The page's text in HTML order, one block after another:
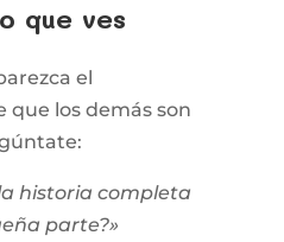
que ves
el
que los demás son
historia completa
parte?»